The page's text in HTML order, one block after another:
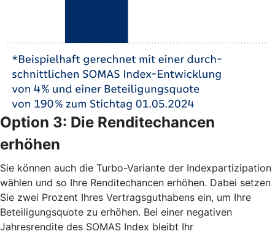
Option 3: Die Renditechancen
erhöhen
Sie können auch die Turbo-Variante der Indexpartizipation
wählen und so Ihre Renditechancen erhöhen. Dabei setzen
Sie zwei Prozent Ihres Vertragsguthabens ein, um Ihre
Beteiligungsquote zu erhöhen. Bei einer negativen
Jahresrendite des SOMAS Index bleibt Ihr